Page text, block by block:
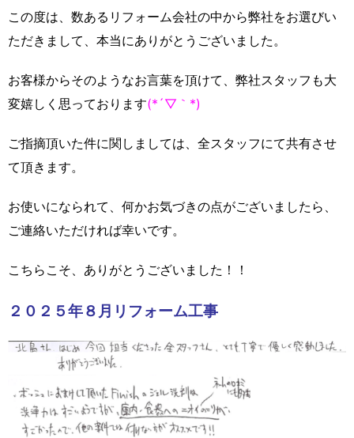
この度は、数あるリフォーム会社の中から弊社をお選びい
ただきまして、本当にありがとうございました。
お客様からそのようなお言葉を頂けて、弊社スタッフも大
変嬉しく思っております(*´▽｀*)
ご指摘頂いた件に関しましては、全スタッフにて共有させ
て頂きます。
お使いになられて、何かお気づきの点がございましたら、
ご連絡いただければ幸いです。
こちらこそ、ありがとうございました！！
２０２５年８月リフォーム工事